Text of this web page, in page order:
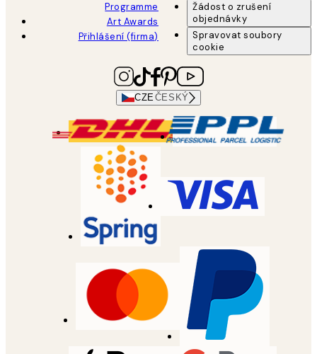
Programme
Art Awards
Přihlášení (firma)
Žádost o zrušení
objednávky
Spravovat soubory
cookie
CZEČESKÝ